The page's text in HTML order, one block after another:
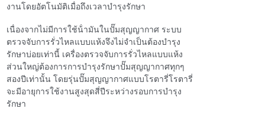
งานโดยอัตโนมัติเมื่อถึงเวลาบํารุงรักษา
เนื่องจากไม่มีการใช้น้ํามันในปั๊มสุญญากาศ ระบบ
ตรวจจับการรั่วไหลแบบแห้งจึงไม่จําเป็นต้องบํารุง
รักษาบ่อยเท่านี้ เครื่องตรวจจับการรั่วไหลแบบแห้ง
ส่วนใหญ่ต้องการการบํารุงรักษาปั๊มสุญญากาศทุกๆ
สองปีเท่านั้น โดยรุ่นปั๊มสุญญากาศแบบโรตารี่โรตารี่
จะมีอายุการใช้งานสูงสุดสี่ปีระหว่างรอบการบํารุง
รักษา